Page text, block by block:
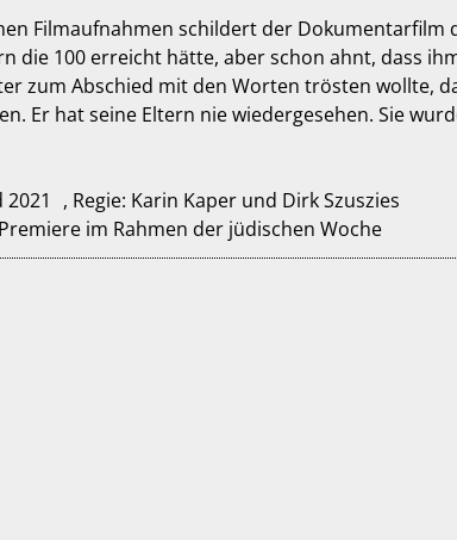
Filmaufnahmen schildert der Dokumentarfilm
die 100 erreicht hätte, aber schon ahnt, dass
zum Abschied mit den Worten trösten wollte,
Er hat seine Eltern nie wiedergesehen. Sie
, Regie: Karin Kaper und Dirk Szuszies
im Rahmen der jüdischen Woche